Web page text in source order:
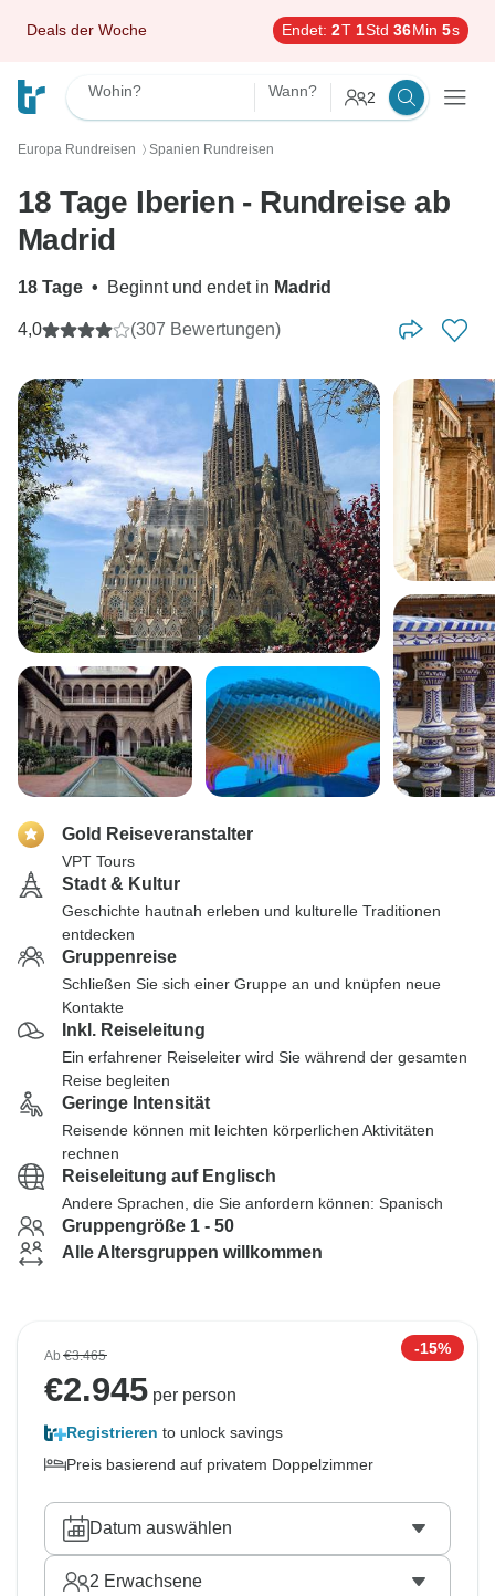
Deals der Woche Endet: 2T 1Std 36Min 4s
Wohin? Wann? 2
Europa Rundreisen 〉 Spanien Rundreisen
18 Tage Iberien - Rundreise ab
Madrid
18 Tage • Beginnt und endet in Madrid
4,0 (307 Bewertungen)
Gold Reiseveranstalter
VPT Tours
Stadt & Kultur
Geschichte hautnah erleben und kulturelle Traditionen
entdecken
Gruppenreise
Schließen Sie sich einer Gruppe an und knüpfen neue
Kontakte
Inkl. Reiseleitung
Ein erfahrener Reiseleiter wird Sie während der gesamten
Reise begleiten
Geringe Intensität
Reisende können mit leichten körperlichen Aktivitäten
rechnen
Reiseleitung auf Englisch
Andere Sprachen, die Sie anfordern können: Spanisch
Gruppengröße 1 - 50
Alle Altersgruppen willkommen
Ab€3.465 -15%
€2.945 per person
Registrieren to unlock savings
Preis basierend auf privatem Doppelzimmer
Datum auswählen
2 Erwachsene